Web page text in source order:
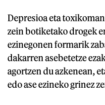
Depresioa eta
zein botiketako drogek
ezinegonen formarik
dakarren asebetetze
agortzen du azkenean,
edo ase ezineko grinez